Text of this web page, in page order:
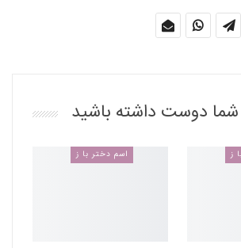
دوست داشته باشید
ز اسم دختر با ز